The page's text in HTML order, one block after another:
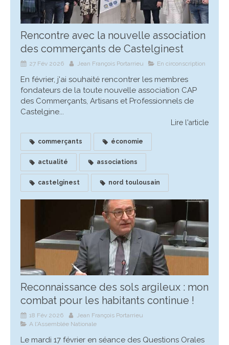
Rencontre avec la nouvelle association
des commerçants de Castelginest
27 Fév 2026 Jean François Portarrieu En circonscription
En février, j'ai souhaité rencontrer les membres
fondateurs de la toute nouvelle association CAP
des Commerçants, Artisans et Professionnels de
Castelgine...
Lire l'article
commerçants économie
actualité associations
castelginest nord toulousain
Reconnaissance des sols argileux : mon
combat pour les habitants continue !
18 Fév 2026
Jean François Portarrieu
A l'Assemblée Nationale
Le mardi 17 février en séance des Questions Orales